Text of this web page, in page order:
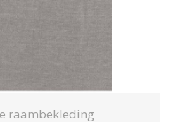
raambekleding